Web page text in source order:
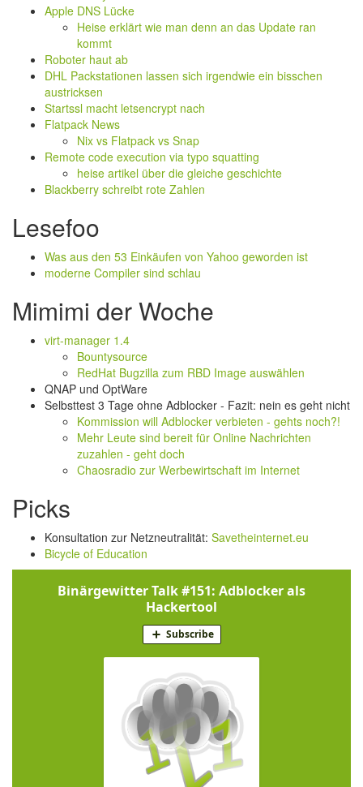
Apple DNS Lücke
Heise erklärt wie man denn an das Update ran
kommt
Roboter haut ab
DHL Packstationen lassen sich irgendwie ein bisschen
austricksen
Startssl macht letsencrypt nach
Flatpack News
Nix vs Flatpack vs Snap
Remote code execution via typo squatting
heise artikel über die gleiche geschichte
Blackberry schreibt rote Zahlen
Lesefoo
Was aus den 53 Einkäufen von Yahoo geworden ist
moderne Compiler sind schlau
Mimimi der Woche
virt-manager 1.4
Bountysource
RedHat Bugzilla zum RBD Image auswählen
QNAP und OptWare
Selbsttest 3 Tage ohne Adblocker - Fazit: nein es geht nicht
Kommission will Adblocker verbieten - gehts noch?!
Mehr Leute sind bereit für Online Nachrichten
zuzahlen - geht doch
Chaosradio zur Werbewirtschaft im Internet
Picks
Konsultation zur Netzneutralität: Savetheinternet.eu
Bicycle of Education